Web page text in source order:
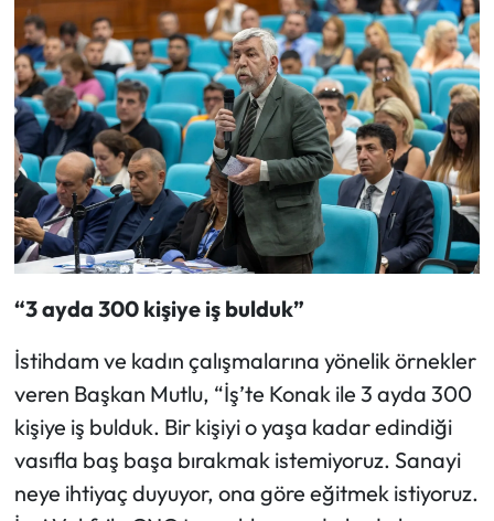
“3 ayda 300 kişiye iş bulduk”
İstihdam ve kadın çalışmalarına yönelik örnekler
veren Başkan Mutlu, “İş’te Konak ile 3 ayda 300
kişiye iş bulduk. Bir kişiyi o yaşa kadar edindiği
vasıfla baş başa bırakmak istemiyoruz. Sanayi
neye ihtiyaç duyuyor, ona göre eğitmek istiyoruz.